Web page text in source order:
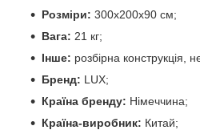
Розміри: 300x200x90 см;
Вага: 21 кг;
Інше: розбірна конструкція,
Бренд: LUX;
Країна бренду: Німеччина;
Країна-виробник: Китай;